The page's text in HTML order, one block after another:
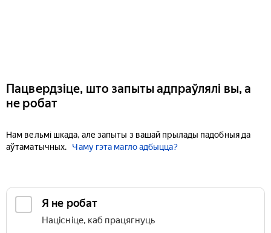
Пацвердзіце, што запыты адпраўлялі вы, а
не робат
Нам вельмі шкада, але запыты з вашай прылады падобныя да
аўтаматычных.
Чаму гэта магло адбыцца?
Я не робат
Націсніце, каб працягнуць